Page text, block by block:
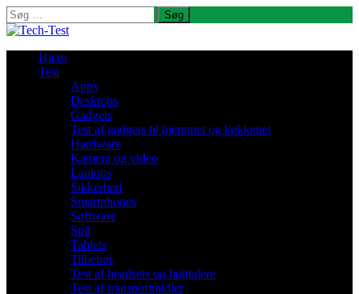
Søg
efter:
Hjem
Test
Apps
Desktops
Gadgets
Test af gadgets til hjemmet og køkkenet
Hardware
Kamera og video
Laptops
Sikkerhed
Smartphones
Software
Spil
Tablets
Tilbehør
Test af headsets og højttalere
Test af transportmidler